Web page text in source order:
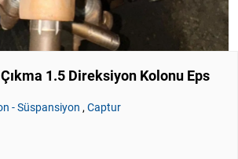
1.5 Direksiyon Kolonu Eps
- Süspansiyon , Captur